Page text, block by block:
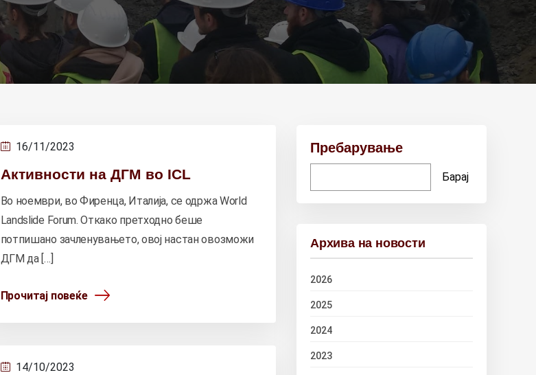
16/11/2023
Активности на ДГМ во ICL
Во ноември, во Фиренца, Италија, се одржа World
Landslide Forum. Откако претходно беше
потпишано зачленувањето, овој настан овозможи
ДГМ да […]
Прочитај повеќе
14/10/2023
Пребарување
Барај
Архива на новости
2026
2025
2024
2023